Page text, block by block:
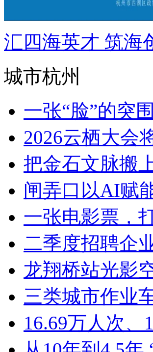
汇四海英才 筑海
城市杭州
一张“脸”的突
2026云栖大会
把金石文脉搬
闸弄口以AI赋
一张电影票，
二季度招聘企
龙翔桥站光影
三类城市作业
16.69万人次、